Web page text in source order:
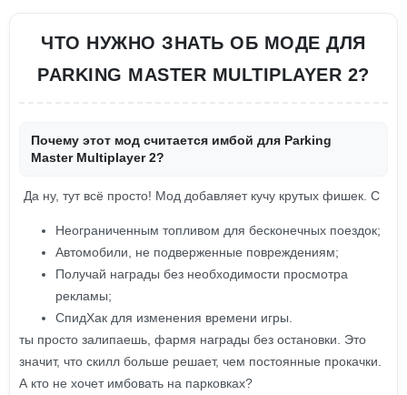
ЧТО НУЖНО ЗНАТЬ ОБ МОДЕ ДЛЯ
PARKING MASTER MULTIPLAYER 2?
Почему этот мод считается имбой для Parking
Master Multiplayer 2?
Да ну, тут всё просто! Мод добавляет кучу крутых фишек. С
Неограниченным топливом для бесконечных поездок;
Автомобили, не подверженные повреждениям;
Получай награды без необходимости просмотра
рекламы;
СпидХак для изменения времени игры.
ты просто залипаешь, фармя награды без остановки. Это
значит, что скилл больше решает, чем постоянные прокачки.
А кто не хочет имбовать на парковках?